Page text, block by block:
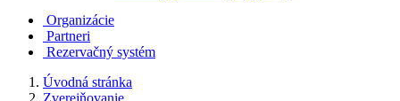
Organizácie
Partneri
Rezervačný systém
Úvodná stránka
Zverejňovanie